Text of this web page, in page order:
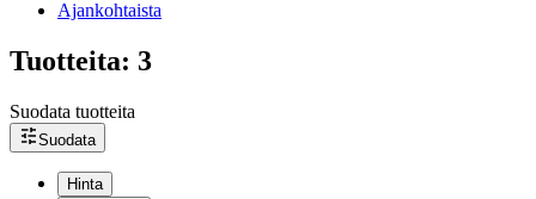
Ajankohtaista
Tuotteita: 3
Suodata tuotteita
Suodata
Hinta